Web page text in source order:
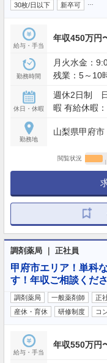
30枚/日以下
新卒可
給与・手当
年収450万円
勤務時間
月火水金：9:00
残業：5～10
休日・休暇
週休2日制
暇 有給休暇
勤務地
山梨県甲府市
閲覧状況
調剤薬局 ｜ 正社員
甲府市エリア！単科
す！年収ご相談くだ
調剤薬局 一般薬剤師 正
産休・育休
研修制度 コ
給与・手当
年収550万円